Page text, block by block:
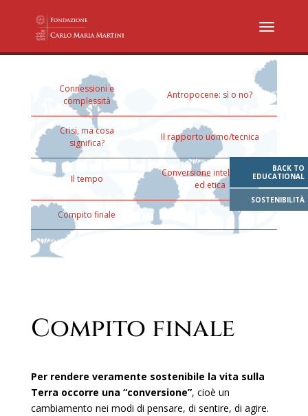
BACK TO
EDUCATIONAL
SOSTENIBILITÀ
Connessioni e
complessità
Antropocene: sì o no?
Crisi, ma cosa
significa?
Il rapporto uomo/tecnica
Il tempo
Conversione intellettuale
ed etica
Compito finale
Compito finale
Per rendere veramente sostenibile la vita sulla
Terra occorre una “conversione”, cioè un
cambiamento nei modi di pensare, di sentire, di agire.